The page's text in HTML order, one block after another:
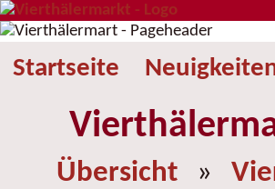
Startseite
Übersicht »